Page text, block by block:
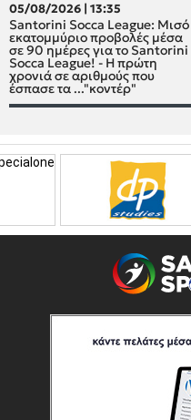
05/08/2026 | 13:35
Santorini Socca League: Μισό
εκατομμύριο προβολές μέσα
σε 90 ημέρες για το Santorini
Socca League! - Η πρώτη
χρονιά σε αριθμούς που
έσπασε τα ..."κοντέρ"